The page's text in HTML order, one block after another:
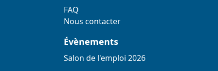
FAQ
Nous contacter
Évènements
Salon de l'emploi 2026